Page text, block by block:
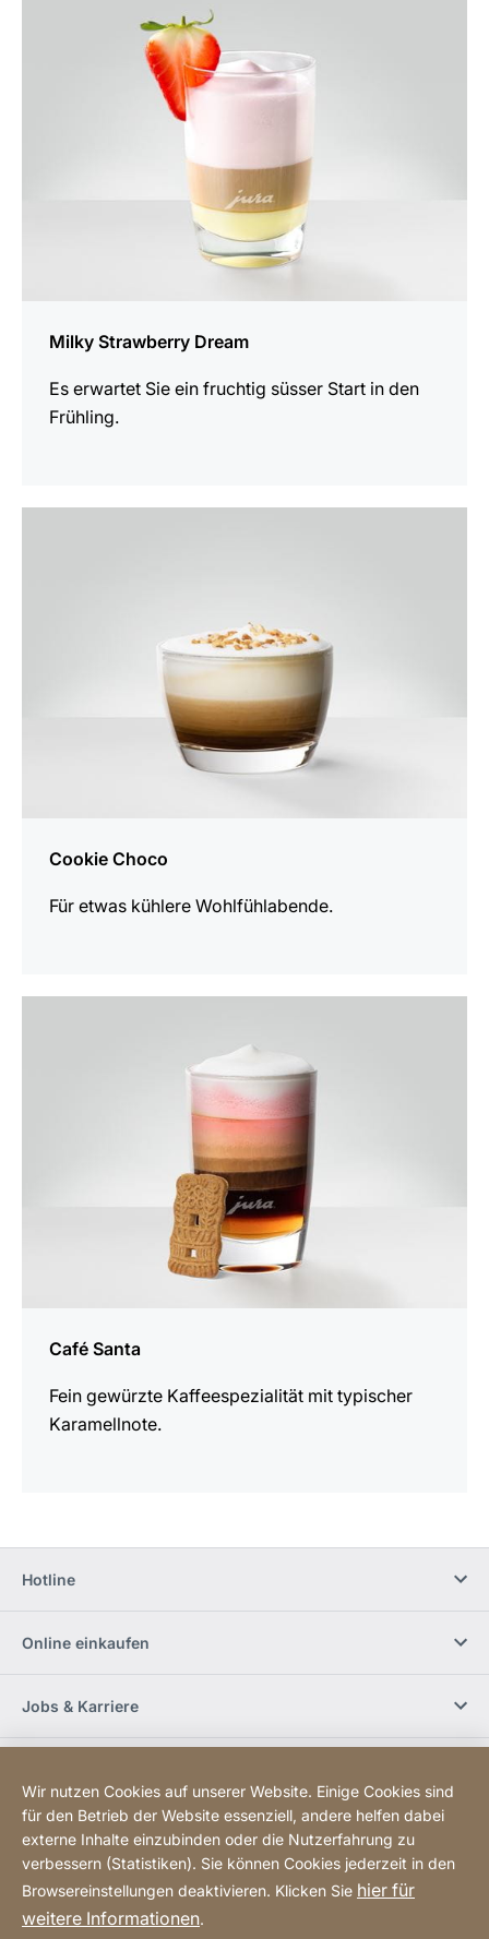
Milky Strawberry Dream
Es erwartet Sie ein fruchtig süsser Start in den
Frühling.
Cookie Choco
Für etwas kühlere Wohlfühlabende.
Café Santa
Fein gewürzte Kaffeespezialität mit typischer
Karamellnote.
Hotline
Online einkaufen
Jobs & Karriere
Social Media
Newsletter bestellen
Wir nutzen Cookies auf unserer Website. Einige Cookies sind
für den Betrieb der Website essenziell, andere helfen dabei
externe Inhalte einzubinden oder die Nutzerfahrung zu
verbessern (Statistiken). Sie können Cookies jederzeit in den
Browsereinstellungen deaktivieren. Klicken Sie hier für
weitere Informationen.